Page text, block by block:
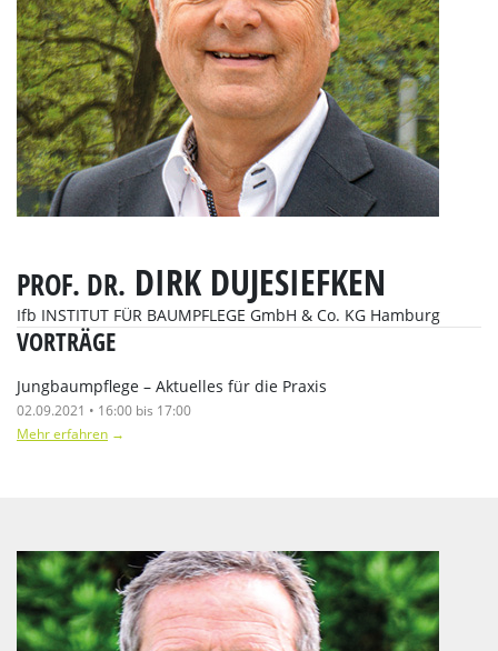
PROF. DR. DIRK DUJESIEFKEN
Ifb INSTITUT FÜR BAUMPFLEGE GmbH & Co. KG Hamburg
VORTRÄGE
Jungbaumpflege – Aktuelles für die Praxis
02.09.2021 • 16:00 bis 17:00
Mehr erfahren →